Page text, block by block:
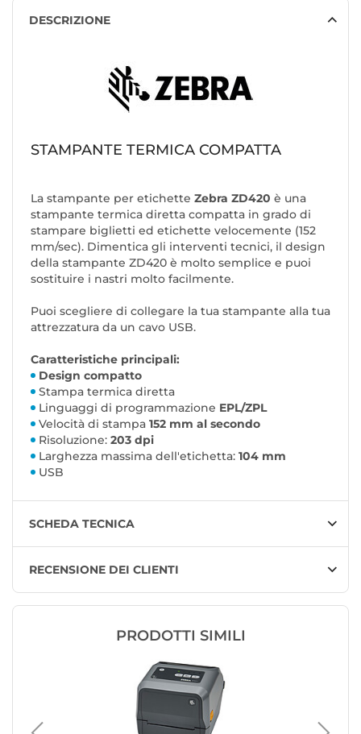
DESCRIZIONE
STAMPANTE TERMICA COMPATTA
La stampante per etichette Zebra ZD420 è una
stampante termica diretta compatta in grado di
stampare biglietti ed etichette velocemente (152
mm/sec). Dimentica gli interventi tecnici, il design
della stampante ZD420 è molto semplice e puoi
sostituire i nastri molto facilmente.
Puoi scegliere di collegare la tua stampante alla tua
attrezzatura da un cavo USB.
Caratteristiche principali:
Design compatto
Stampa termica diretta
Linguaggi di programmazione EPL/ZPL
Velocità di stampa 152 mm al secondo
Risoluzione: 203 dpi
Larghezza massima dell'etichetta: 104 mm
USB
SCHEDA TECNICA
RECENSIONE DEI CLIENTI
PRODOTTI SIMILI